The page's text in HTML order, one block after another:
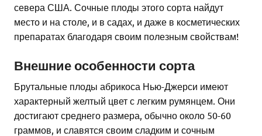
севера США. Сочные плоды этого сорта найдут
место и на столе, и в садах, и даже в косметических
препаратах благодаря своим полезным свойствам!
Внешние особенности сорта
Брутальные плоды абрикоса Нью-Джерси имеют
характерный желтый цвет с легким румянцем. Они
достигают среднего размера, обычно около 50-60
граммов, и славятся своим сладким и сочным